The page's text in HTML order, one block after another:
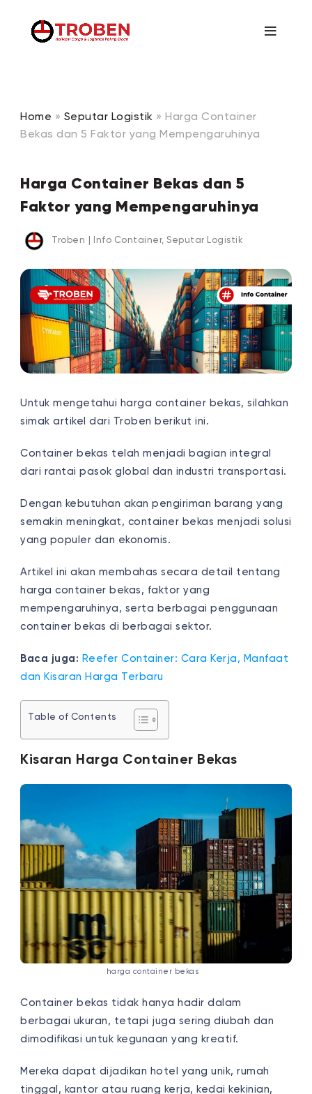
Home » Seputar Logistik »Harga Container
Bekas dan 5 Faktor yang Mempengaruhinya
Harga Container Bekas dan 5
Faktor yang Mempengaruhinya
Troben Info Container,Seputar Logistik
Untuk mengetahui harga container bekas, silahkan
simak artikel dari Troben berikut ini.
Container bekas telah menjadi bagian integral
dari rantai pasok global dan industri transportasi.
Dengan kebutuhan akan pengiriman barang yang
semakin meningkat, container bekas menjadi solusi
yang populer dan ekonomis.
Artikel ini akan membahas secara detail tentang
harga container bekas, faktor yang
mempengaruhinya, serta berbagai penggunaan
container bekas di berbagai sektor.
Baca juga: Reefer Container: Cara Kerja, Manfaat
dan Kisaran Harga Terbaru
Table of Contents
Kisaran Harga Container Bekas
harga container bekas
Container bekas tidak hanya hadir dalam
berbagai ukuran, tetapi juga sering diubah dan
dimodifikasi untuk kegunaan yang kreatif.
Mereka dapat dijadikan hotel yang unik, rumah
tinggal, kantor atau ruang kerja, kedai kekinian,